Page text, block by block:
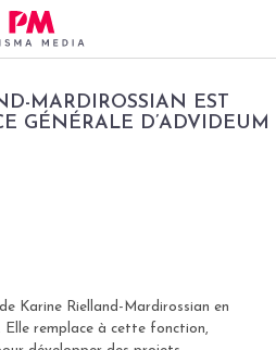
MARDIROSSIAN EST
GÉNÉRALE D’ADVIDEUM
Karine Rielland-Mardirossian en
remplace à cette fonction,